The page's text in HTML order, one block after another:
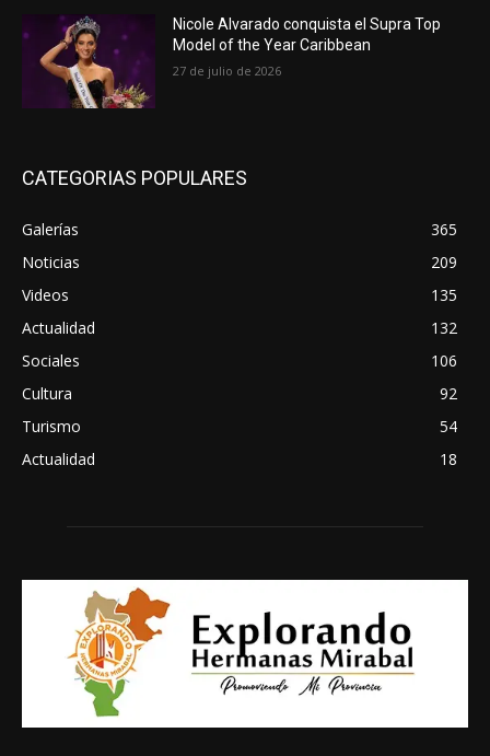
Nicole Alvarado conquista el Supra Top
Model of the Year Caribbean
27 de julio de 2026
CATEGORIAS POPULARES
Galerías
365
Noticias
209
Videos
135
Actualidad
132
Sociales
106
Cultura
92
Turismo
54
Actualidad
18